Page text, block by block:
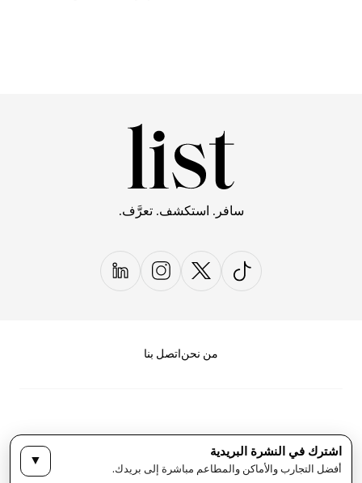
سافر. استكشف. تعرَّف.
من نحن اتصل بنا
سياسة الخصوصية
حقوق النشر لمجلة LIST كل الحقوق محفوظة
اشترك في النشرة البريدية
أفضل التجارب والأماكن والمطاعم مباشرة إلى بريدك.
▼